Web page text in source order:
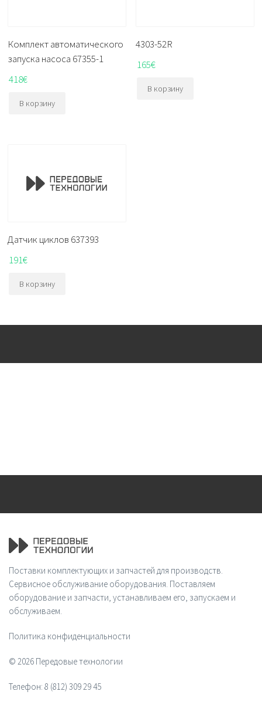
Комплект автоматического
запуска насоса 67355-1
418€
В корзину
4303-52R
165€
В корзину
Датчик циклов 637393
191€
В корзину
Поставки комплектующих и запчастей для производств.
Сервисное обслуживание оборудования. Поставляем
оборудование и запчасти, устанавливаем его, запускаем и
обслуживаем.
Политика конфиденциальности
© 2026 Передовые технологии
Телефон: 8 (812) 309 29 45